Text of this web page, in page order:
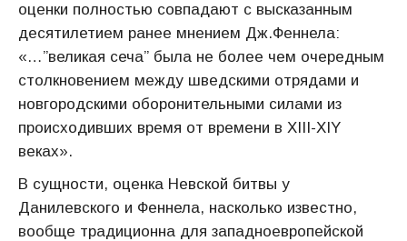
оценки полностью совпадают с высказанным
десятилетием ранее мнением Дж.Феннела:
«…”великая сеча” была не более чем очередным
столкновением между шведскими отрядами и
новгородскими оборонительными силами из
происходивших время от времени в ХIII-ХIY
веках».
В сущности, оценка Невской битвы у
Данилевского и Феннела, насколько известно,
вообще традиционна для западноевропейской